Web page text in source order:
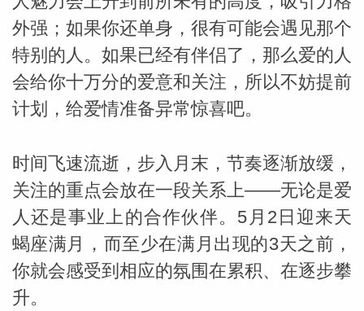
外强；如果你还单身，很有可能会遇见那个
特别的人。如果已经有伴侣了，那么爱的人
会给你十万分的爱意和关注，所以不妨提前
计划，给爱情准备异常惊喜吧。
时间飞速流逝，步入月末，节奏逐渐放缓，
关注的重点会放在一段关系上——无论是爱
人还是事业上的合作伙伴。5月2日迎来天
蝎座满月，而至少在满月出现的3天之前，
你就会感受到相应的氛围在累积、在逐步攀
升。